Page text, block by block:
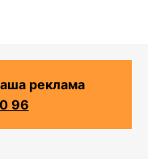
реклама
96